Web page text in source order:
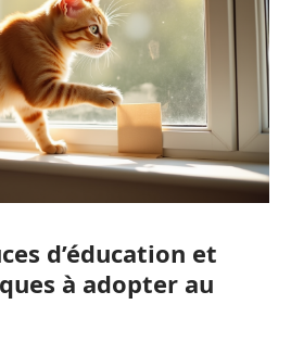
d’éducation et
à adopter au